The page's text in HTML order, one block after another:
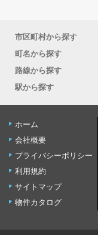
市区町村から探す
町名から探す
路線から探す
駅から探す
ホーム
会社概要
プライバシーポリシー
利用規約
サイトマップ
物件カタログ